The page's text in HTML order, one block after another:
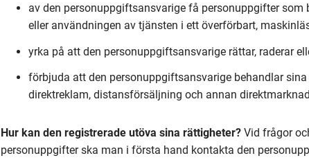
av den personuppgiftsansvarige få personuppgifter
eller användningen av tjänsten i ett överförbart,
yrka på att den personuppgiftsansvarige rättar, raderar
förbjuda att den personuppgiftsansvarige behandlar
direktreklam, distansförsäljning och annan
Hur kan den registrerade utöva sina rättigheter? Vid frågor
personuppgifter ska man i första hand kontakta den